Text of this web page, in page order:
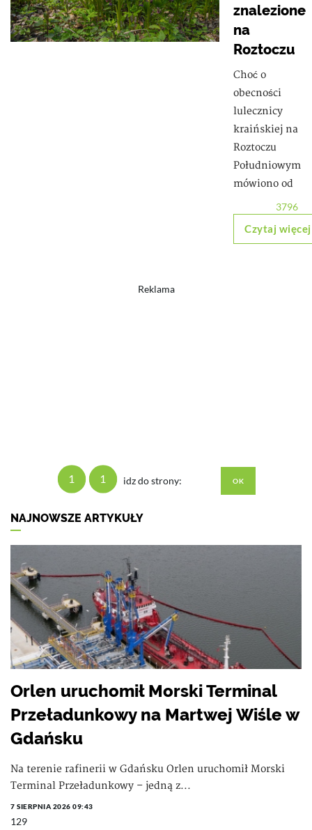
znalezione
na
Roztoczu
Choć o
obecności
lulecznicy
kraińskiej na
Roztoczu
Południowym
mówiono od
3796
Czytaj więcej
Reklama
1 1 idz do strony:
NAJNOWSZE ARTYKUŁY
Orlen uruchomił Morski Terminal
Przeładunkowy na Martwej Wiśle w
Gdańsku
Na terenie rafinerii w Gdańsku Orlen uruchomił Morski
Terminal Przeładunkowy – jedną z...
7 SIERPNIA 2026 09:43
129